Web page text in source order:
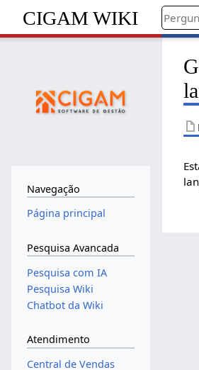
CIGAM WIKI
Navegação
Página principal
Pesquisa Avancada
Pesquisa com IA
Pesquisa Wiki
Chatbot da Wiki
Atendimento
Central de Vendas